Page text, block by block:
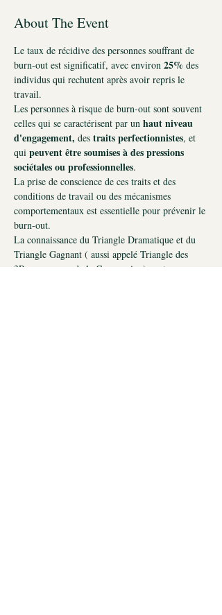
About The Event
Le taux de récidive des personnes souffrant de
burn-out est significatif, avec environ 25% des
individus qui rechutent après avoir repris le
travail.
Les personnes à risque de burn-out sont souvent
celles qui se caractérisent par un haut niveau
d'engagement, des traits perfectionnistes, et
qui peuvent être soumises à des pressions
sociétales ou professionnelles.
La prise de conscience de ces traits et des
conditions de travail ou des mécanismes
comportementaux est essentielle pour prévenir le
burn-out.
La connaissance du Triangle Dramatique et du
Triangle Gagnant ( aussi appelé Triangle des
3Ps, ou encore de la Compassion) peut